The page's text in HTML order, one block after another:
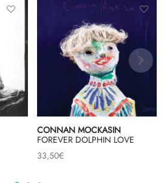
CONNAN MOCKASIN
FOREVER DOLPHIN LOVE
33,50€